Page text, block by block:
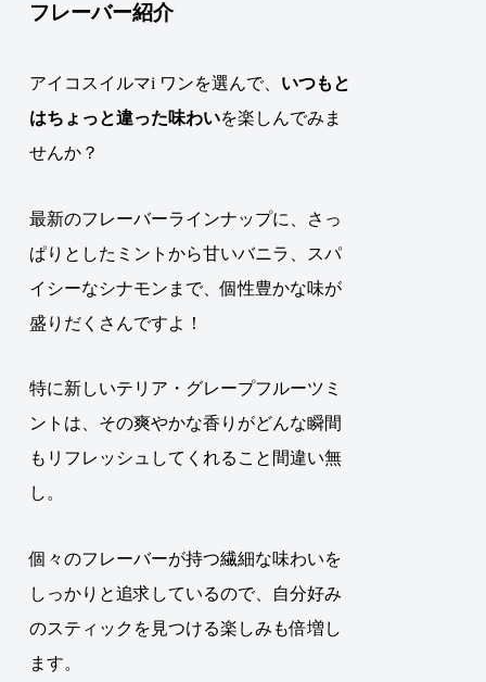
フレーバー紹介
アイコスイルマi ワンを選んで、 いつもと
はちょっと違った味わいを楽しんでみま
せんか？
最新のフレーバーラインナップに、さっ
ぱりとしたミントから甘いバニラ、スパ
イシーなシナモンまで、個性豊かな味が
盛りだくさんですよ！
特に新しいテリア・グレープフルーツミ
ントは、その爽やかな香りがどんな瞬間
もリフレッシュしてくれること間違い無
し。
個々のフレーバーが持つ繊細な味わいを
しっかりと追求しているので、自分好み
のスティックを見つける楽しみも倍増し
ます。